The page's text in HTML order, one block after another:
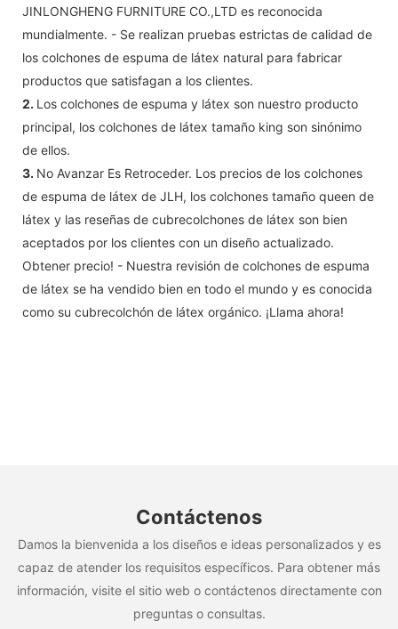
JINLONGHENG FURNITURE CO.,LTD es reconocida
mundialmente. - Se realizan pruebas estrictas de calidad de
los colchones de espuma de látex natural para fabricar
productos que satisfagan a los clientes.
2. Los colchones de espuma y látex son nuestro producto
principal, los colchones de látex tamaño king son sinónimo
de ellos.
3. No Avanzar Es Retroceder. Los precios de los colchones
de espuma de látex de JLH, los colchones tamaño queen de
látex y las reseñas de cubrecolchones de látex son bien
aceptados por los clientes con un diseño actualizado.
Obtener precio! - Nuestra revisión de colchones de espuma
de látex se ha vendido bien en todo el mundo y es conocida
como su cubrecolchón de látex orgánico. ¡Llama ahora!
Contáctenos
Damos la bienvenida a los diseños e ideas personalizados y es
capaz de atender los requisitos específicos. Para obtener más
información, visite el sitio web o contáctenos directamente con
preguntas o consultas.